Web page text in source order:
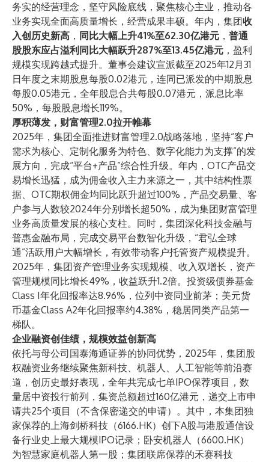
务实的经营理念，坚守风险底线，聚焦核心主业，推动各
业务实现全面高质量增长，经营成果丰硕。年内，集团收
入创历史新高 ， 同比大幅上升41%至62.30亿港元 ， 普通
股股东应占溢利同比大幅跃升287%至13.45亿港元 ，盈利
规模实现跨越式提升。董事会建议宣派截至2025年12月31
日年度之末期股息每股0.02港元，连同已派发的中期股息
每股0.05港元，全年股息合共每股0.07港元，派息比率
50%，每股股息增长119%。
厚积薄发，财富管理2.0拉开帷幕
2025年，集团全面推进财富管理2.0战略落地，坚持“客户
需求为核心、定制化服务为特色、数字化能力为支撑”的发
展方向，完成“平台+产品”综合性升级。年内，OTC产品交
易增长迅猛，成为佣金收入主力来源之一，其中结构性票
据、OTC期权佣金均同比跃升超过100%，产品交易量、客
户参与人数较2024年分别增长超50%，成为集团财富管理
业务高质量发展的核心支柱。同时，集团深化科技金融与
普惠金融布局，完成交易平台数智化升级，“君弘全球
通”活跃用户大幅增长，有效带动客户托管资产规模提升。
2025年，集团资产管理业务实现规模、收入双增长，资产
管理规模同比增长49%，收益跃升1.2倍。投资级债券基金
Class I年化回报率达8.96%，位列中资同业前茅；美元货
币基金Class A2年化回报率约4.38%，稳居同类产品第一
梯队。
企业融资创佳绩，规模效益创新高
依托与母公司国泰海通证券的协同优势，2025年，集团股
权融资业务继续聚焦新科技、机器人、人工智能等前沿赛
道，创历史最好表现，全年共完成七单IPO保荐项目，数
量居中资投行前列，集资总额超过160亿港元，递交上市申
请共25个项目（不含保密递交的申请）。其中，本集团独
家保荐的上海剑桥科技（6166.HK）创下A股与港股通信设
备行业史上最大规模IPO记录；卧安机器人（6600.HK）
为智慧家庭机器人第一股；集团联席保荐的禾赛科技